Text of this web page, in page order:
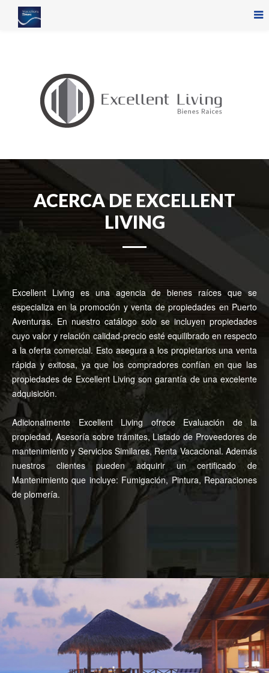
ACERCA DE EXCELLENT
LIVING
Excellent Living es una agencia de bienes raíces que se
especializa en la promoción y venta de propiedades en Puerto
Aventuras. En nuestro catálogo solo se incluyen propiedades
cuyo valor y relación calidad-precio esté equilibrado en respecto
a la oferta comercial. Esto asegura a los propietarios una venta
rápida y exitosa, ya que los compradores confían en que las
propiedades de Excellent Living son garantía de una excelente
adquisición.
Adicionalmente Excellent Living ofrece Evaluación de la
propiedad, Asesoría sobre trámites, Listado de Proveedores de
mantenimiento y Servicios Similares, Renta Vacacional. Además
nuestros clientes pueden adquirir un
certificado de
Mantenimiento que incluye: Fumigación, Pintura, Reparaciones
de plomería.